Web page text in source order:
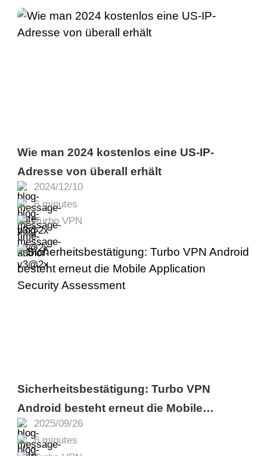
2024/12/10
6 minutes
Turbo VPN
Wie man 2024 kostenlos eine US-IP-
Adresse von überall erhält
2025/09/26
6 minutes
Sicherheitsbestätigung: Turbo VPN
Android besteht erneut die Mobile
Application Security Assessment